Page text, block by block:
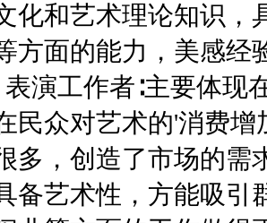
化和艺术理论知识，
方面的能力，美感经
演工作者∶主要体现
民众对艺术的'消费
多，创造了市场的
备艺术性，方能吸引